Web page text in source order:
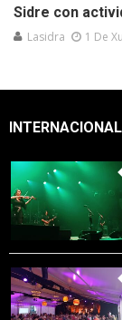
Sidre con
Lasidra 1 De
INTERNACIONAL